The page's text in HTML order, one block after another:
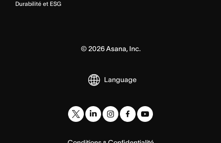
Durabilité et ESG
© 2026Asana, Inc.
Language